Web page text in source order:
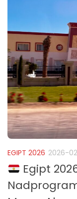
EGIPT 2026 2026-
Egipt